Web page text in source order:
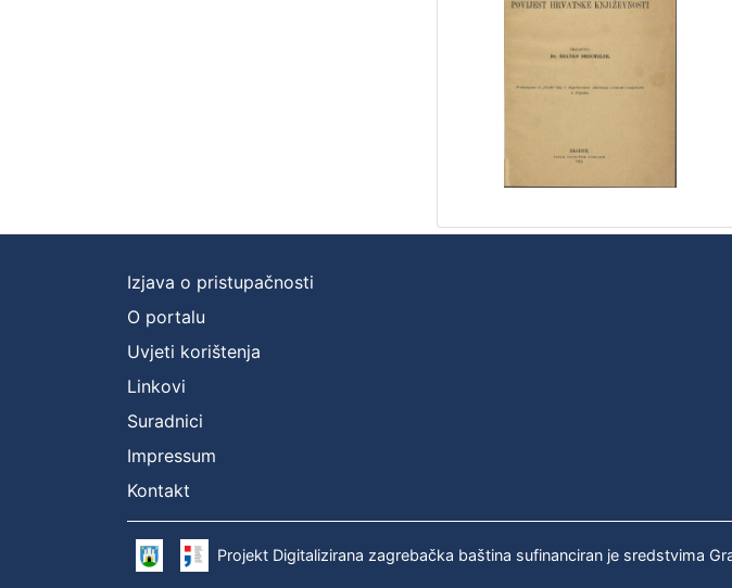
Izjava o pristupačnosti
O portalu
Uvjeti korištenja
Linkovi
Suradnici
Impressum
Kontakt
Projekt Digitalizirana zagrebačka baština sufinanciran je sredstvima